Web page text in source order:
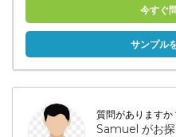
今すぐ
サンプル
質問がありますか
Samuel がお